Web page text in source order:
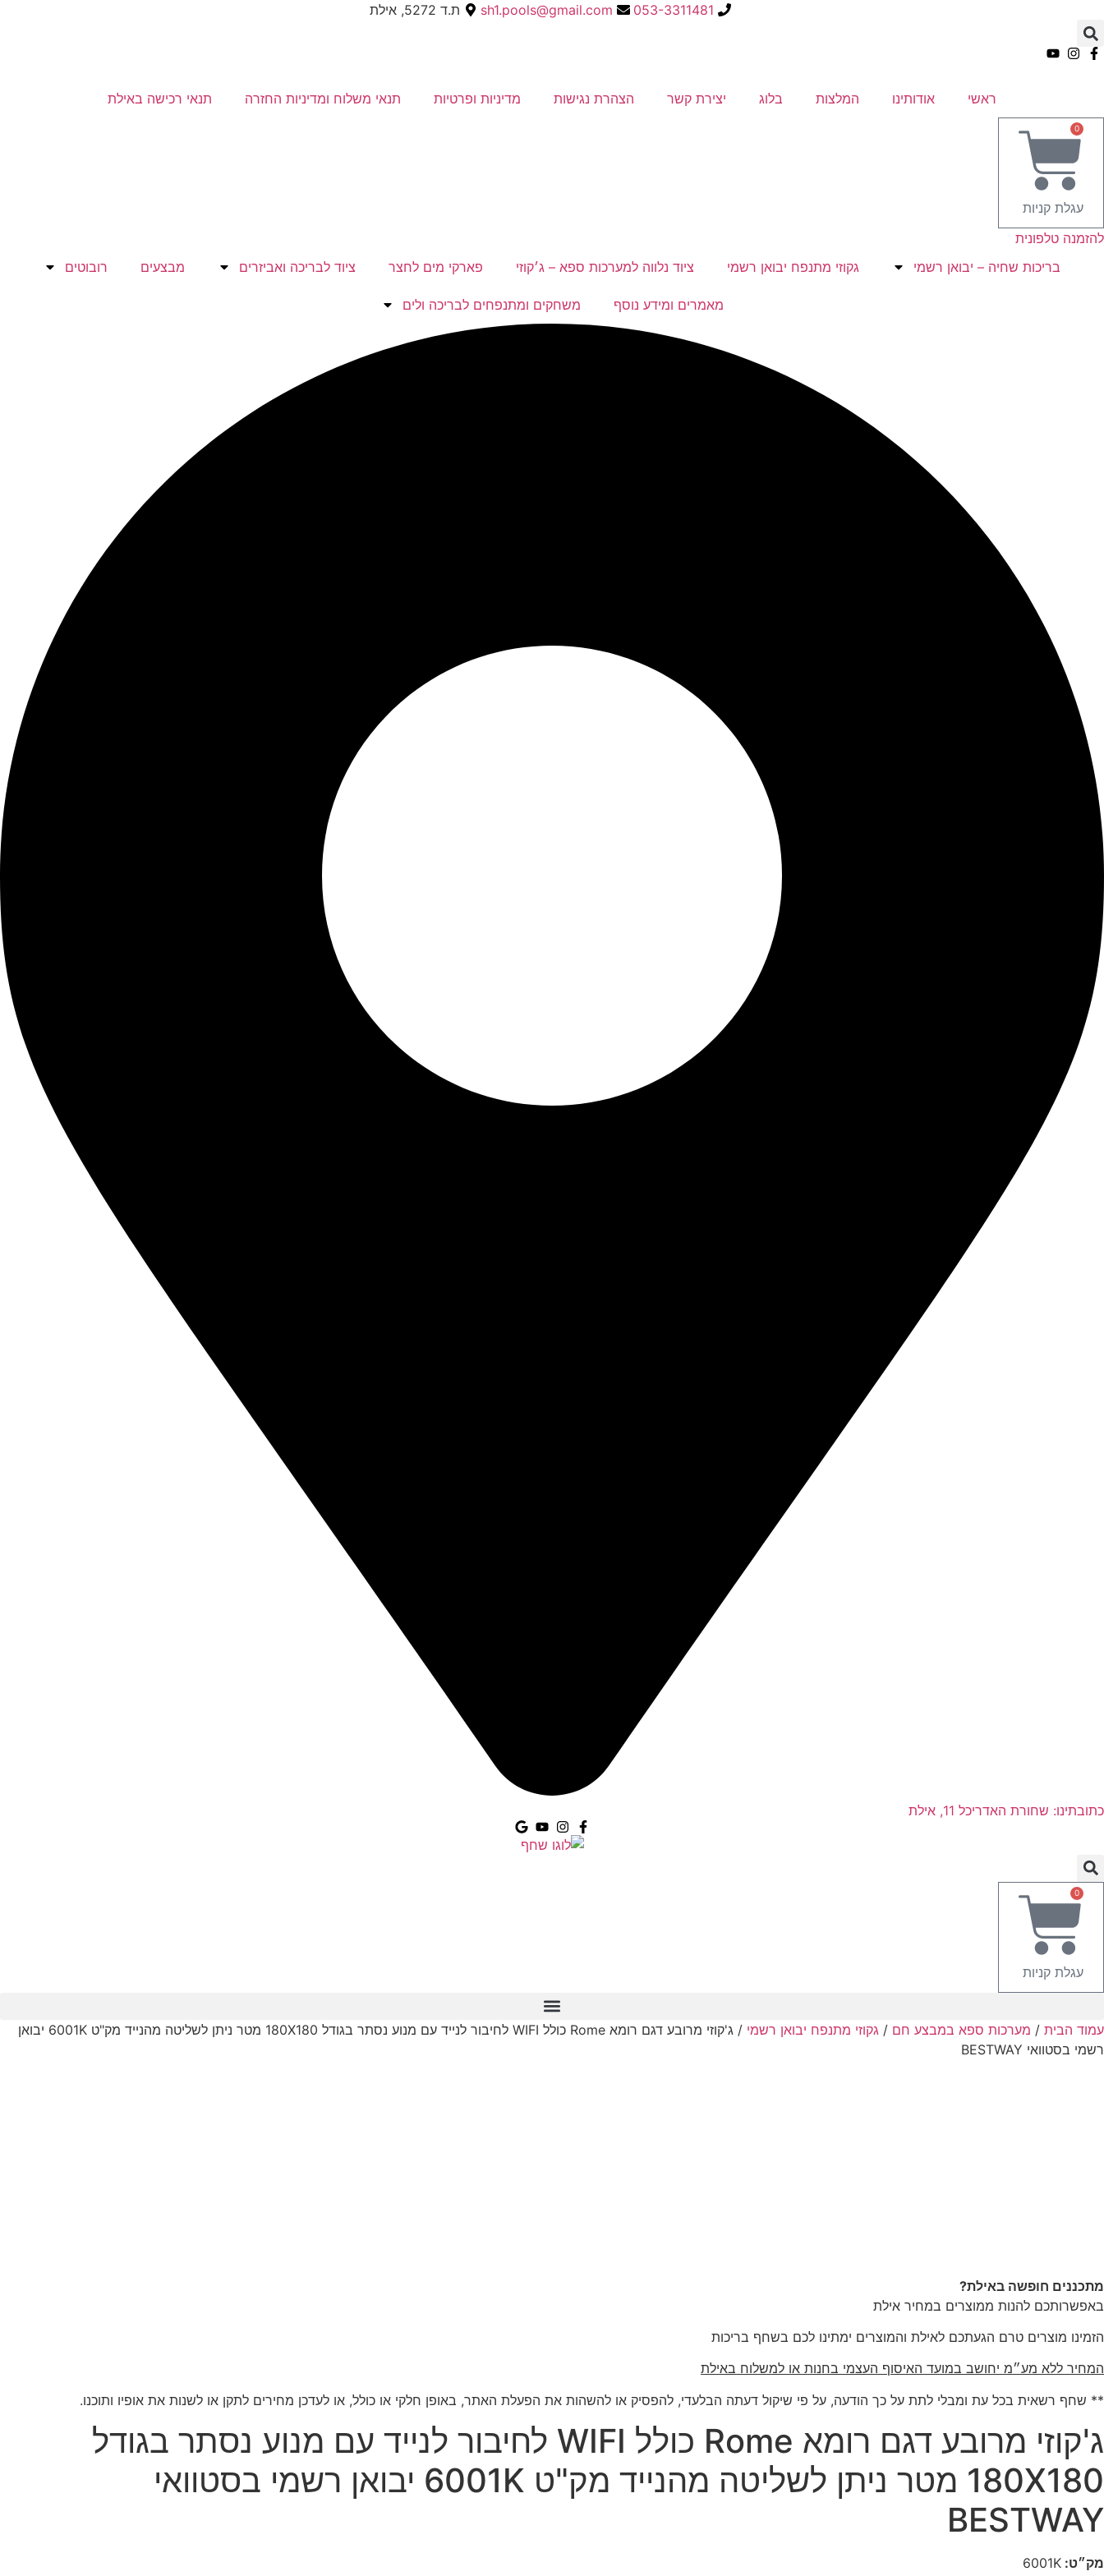
053-3311481
sh1.pools@gmail.com ת.ד 5272, אילת
ראשי אודותינו המלצות בלוג יצירת קשר הצהרת נגישות מדיניות ופרטיות תנאי משלוח ומדיניות החזרה תנאי רכישה באילת
0
עגלת קניות
להזמנה טלפונית
בריכות שחיה – יבואן רשמי
גקוזי מתנפח יבואן רשמי ציוד נלווה למערכות ספא – ג׳קוזי פארקי מים לחצר ציוד לבריכה ואביזרים מבצעים רובוטים
מאמרים ומידע נוסף משחקים ומתנפחים לבריכה ולים
כתובתינו: שחורת האדריכל 11, אילת
0
עגלת קניות
עמוד הבית / מערכות ספא במבצע חם / גקוזי מתנפח יבואן רשמי
/ ג'קוזי מרובע דגם רומא Rome כולל WIFI לחיבור לנייד עם מנוע נסתר בגודל 180X180 מטר ניתן לשליטה מהנייד מק"ט 6001K יבואן
רשמי בסטוואי BESTWAY
מתכננים חופשה באילת?
באפשרותכם להנות ממוצרים במחיר אילת
הזמינו מוצרים טרם הגעתכם לאילת והמוצרים ימתינו לכם בשחף בריכות
המחיר ללא מע״מ יחושב במועד האיסוף העצמי בחנות או למשלוח באילת
** שחף רשאית בכל עת ומבלי לתת על כך הודעה, על פי שיקול דעתה הבלעדי, להפסיק או להשהות את הפעלת האתר, באופן חלקי או כולל, או לעדכן מחירים לתקן או לשנות את אופיו ותוכנו.
ג'קוזי מרובע דגם רומא Rome כולל WIFI לחיבור לנייד עם מנוע נסתר בגודל
180X180 מטר ניתן לשליטה מהנייד מק"ט 6001K יבואן רשמי בסטוואי
BESTWAY
מק״ט: 6001K